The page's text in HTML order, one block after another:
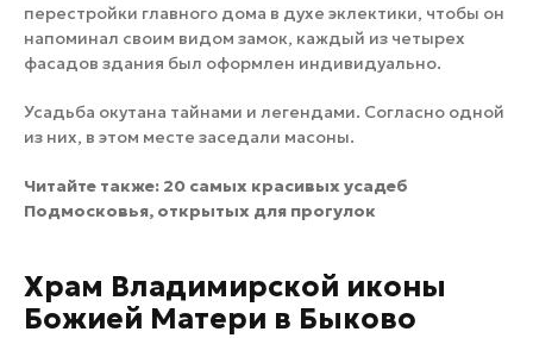
перестройки главного дома в духе эклектики, чтобы он
напоминал своим видом замок, каждый из четырех
фасадов здания был оформлен индивидуально.
Усадьба окутана тайнами и легендами. Согласно одной
из них, в этом месте заседали масоны.
Читайте также: 20 самых красивых усадеб
Подмосковья, открытых для прогулок
Храм Владимирской иконы
Божией Матери в Быково